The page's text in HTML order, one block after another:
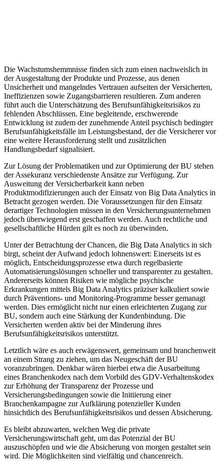
Die Wachstumshemmnisse finden sich zum einen nachweislich in
der Ausgestaltung der Produkte und Prozesse, aus denen
Unsicherheit und mangelndes Vertrauen aufseiten der Versicherten,
Ineffizienzen sowie Zugangsbarrieren resultieren. Zum anderen
führt auch die Unterschätzung des Berufsunfähigkeitsrisikos zu
fehlenden Abschlüssen. Eine begleitende, erschwerende
Entwicklung ist zudem der zunehmende Anteil psychisch bedingter
Berufsunfähigkeitsfälle im Leistungsbestand, der die Versicherer vor
eine weitere Herausforderung stellt und zusätzlichen
Handlungsbedarf signalisiert.
Zur Lösung der Problematiken und zur Optimierung der BU stehen
der Assekuranz verschiedenste Ansätze zur Verfügung. Zur
Ausweitung der Versicherbarkeit kann neben
Produktmodifizierungen auch der Einsatz von Big Data Analytics in
Betracht gezogen werden. Die Voraussetzungen für den Einsatz
derartiger Technologien müssen in den Versicherungsunternehmen
jedoch überwiegend erst geschaffen werden. Auch rechtliche und
gesellschaftliche Hürden gilt es noch zu überwinden.
Unter der Betrachtung der Chancen, die Big Data Analytics in sich
birgt, scheint der Aufwand jedoch lohnenswert: Einerseits ist es
möglich, Entscheidungsprozesse etwa durch regelbasierte
Automatisierungslösungen schneller und transparenter zu gestalten.
Andererseits können Risiken wie mögliche psychische
Erkrankungen mittels Big Data Analytics präziser kalkuliert sowie
durch Präventions- und Monitoring-Programme besser gemanagt
werden. Dies ermöglicht nicht nur einen erleichterten Zugang zur
BU, sondern auch eine Stärkung der Kundenbindung. Die
Versicherten werden aktiv bei der Minderung ihres
Berufsunfähigkeitsrisikos unterstützt.
Letztlich wäre es auch erwägenswert, gemeinsam und branchenweit
an einem Strang zu ziehen, um das Neugeschäft der BU
voranzubringen. Denkbar wären hierbei etwa die Ausarbeitung
eines Branchenkodex nach dem Vorbild des GDV-Verhaltenskodex
zur Erhöhung der Transparenz der Prozesse und
Versicherungsbedingungen sowie die Initiierung einer
Branchenkampagne zur Aufklärung potenzieller Kunden
hinsichtlich des Berufsunfähigkeitsrisikos und dessen Absicherung.
Es bleibt abzuwarten, welchen Weg die private
Versicherungswirtschaft geht, um das Potenzial der BU
auszuschöpfen und wie die Absicherung von morgen gestaltet sein
wird. Die Möglichkeiten sind vielfältig und chancenreich.